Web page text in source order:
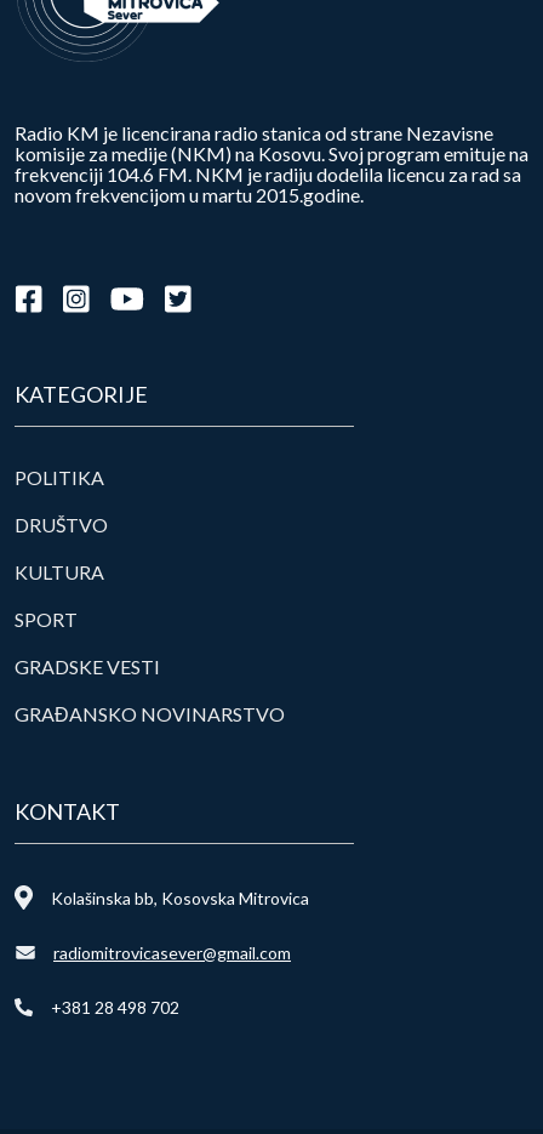
Radio KM je licencirana radio stanica od strane Nezavisne
komisije za medije (NKM) na Kosovu. Svoj program emituje na
frekvenciji 104.6 FM. NKM je radiju dodelila licencu za rad sa
novom frekvencijom u martu 2015.godine.
KATEGORIJE
POLITIKA
DRUŠTVO
KULTURA
SPORT
GRADSKE VESTI
GRAĐANSKO NOVINARSTVO
KONTAKT
Kolašinska bb, Kosovska Mitrovica
radiomitrovicasever@gmail.com
+381 28 498 702